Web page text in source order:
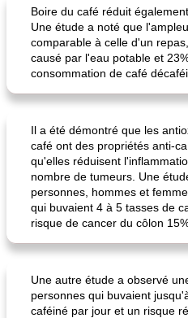
dîner de poêlon de riz sauvage
Boire du café réduit
Une étude a noté que
comparable à celle d'un
causé par l'eau potable et
consommation de café
Il a été démontré que les
café ont des propriétés anti-
qu'elles réduisent
nombre de tumeurs. Une
personnes, hommes et
qui buvaient 4 à 5 tasses de
risque de cancer du côlon
Une autre étude a observé
personnes qui buvaient
caféiné par jour et un risque